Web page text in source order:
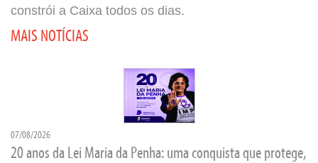
constrói a Caixa todos os dias.
MAIS NOTÍCIAS
07/08/2026
20 anos da Lei Maria da Penha: uma conquista que protege,